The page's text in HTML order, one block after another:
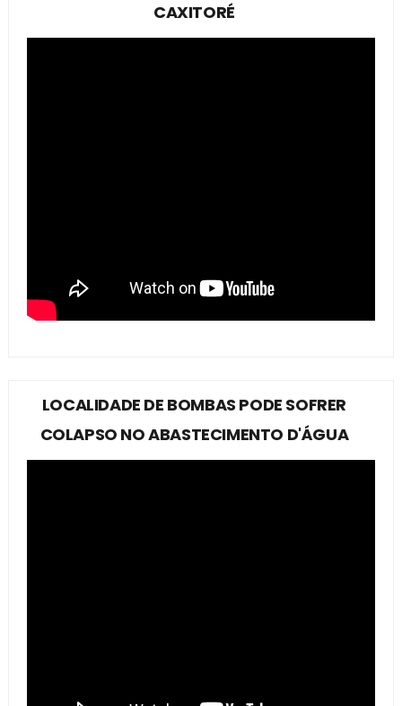
CAXITORÉ
LOCALIDADE DE BOMBAS PODE SOFRER
COLAPSO NO ABASTECIMENTO D'ÁGUA